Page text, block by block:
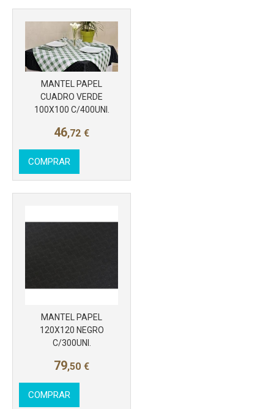
MANTEL PAPEL
CUADRO VERDE
100X100 C/400UNI.
46,72 €
COMPRAR
MANTEL PAPEL
120X120 NEGRO
C/300UNI.
79,50 €
COMPRAR
Más info
Más info